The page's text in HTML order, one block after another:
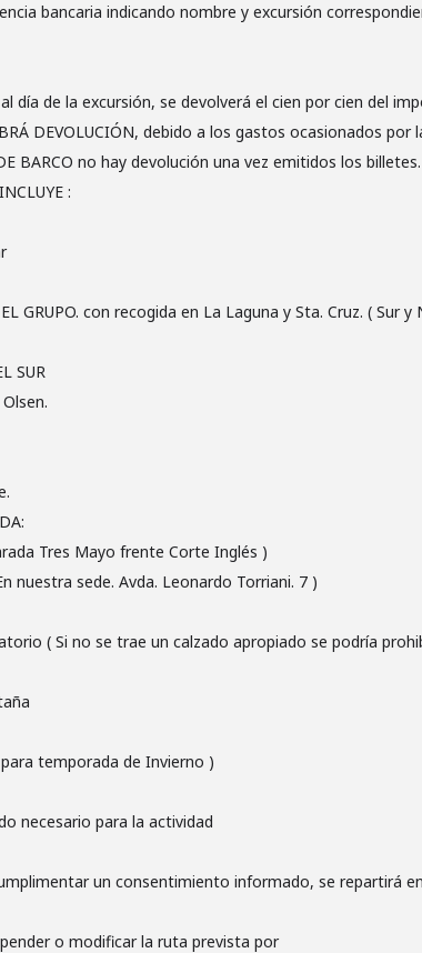
bancaria indicando nombre y excursión
día de la excursión, se devolverá el cien por cien del
DEVOLUCIÓN, debido a los gastos ocasionados por
BARCO no hay devolución una vez emitidos los
:
EL GRUPO. con recogida en La Laguna y Sta. Cruz. (
SUR
Tres Mayo frente Corte Inglés )
nuestra sede. Avda. Leonardo Torriani. 7 )
( Si no se trae un calzado apropiado se podría
temporada de Invierno )
necesario para la actividad
un consentimiento informado, se repartirá
o modificar la ruta prevista por